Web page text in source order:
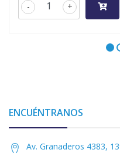
+
-
ENCUÉNTRANOS
Av. Granaderos 4383,